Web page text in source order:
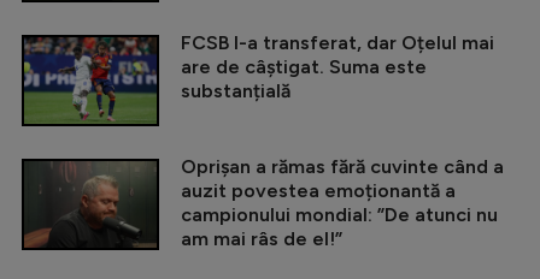
FCSB l-a transferat, dar Oțelul mai
are de câștigat. Suma este
substanțială
Oprișan a rămas fără cuvinte când a
auzit povestea emoționantă a
campionului mondial: ”De atunci nu
am mai râs de el!”